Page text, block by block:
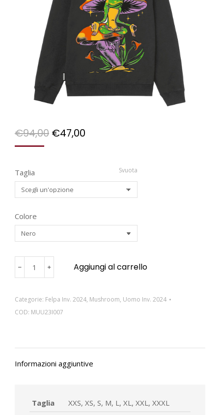
€94,00 €47,00
Taglia
Colore
Svuota
﹣ ﹢ Aggiungi al carrello
Categorie: Felpa Inv. 2024, Mushroom, Uomo Inv. 2024
COD: MUU23I007
Informazioni aggiuntive
Taglia
XXS, XS, S, M, L, XL, XXL, XXXL